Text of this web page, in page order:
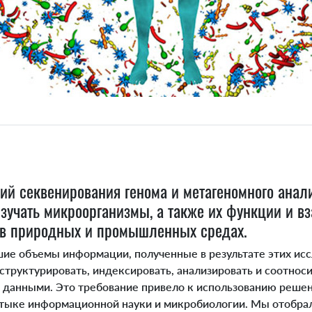
секвенирования генома и метагеномного
микроорганизмы, а также их функции и
природных и промышленных средах.
объемы информации, полученные в результате этих
индексировать, анализировать и
Это требование привело к использованию
информационной науки и микробиологии. Мы